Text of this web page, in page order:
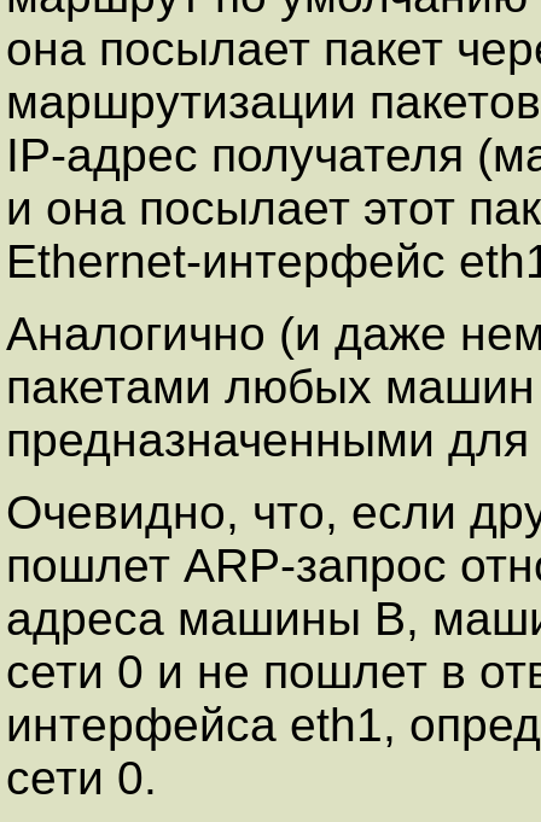
она посылает пакет
маршрутизации
IP-адрес получателя
и она посылает этот
Ethernet-интерфейс
Аналогично (и даже
пакетами любых машин
предназначенными
Очевидно, что, если
пошлет ARP-запрос
адреса машины B,
сети 0 и не пошлет в
интерфейса eth1,
сети 0.